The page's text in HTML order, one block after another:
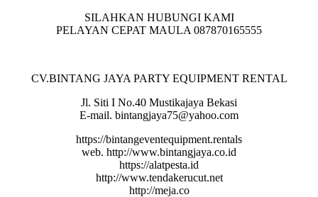
SILAHKAN HUBUNGI KAMI
PELAYAN CEPAT MAULA 087870165555
CV.BINTANG JAYA PARTY EQUIPMENT RENTAL
Jl. Siti I No.40 Mustikajaya Bekasi
E-mail. bintangjaya75@yahoo.com
https://bintangeventequipment.rentals
web. http://www.bintangjaya.co.id
https://alatpesta.id
http://www.tendakerucut.net
http://meja.co